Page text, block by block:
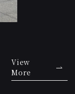
View
More